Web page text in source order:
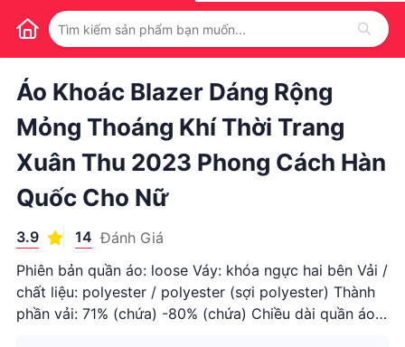
1
Áo Khoác Blazer Dáng Rộng
Mỏng Thoáng Khí Thời Trang
Xuân Thu 2023 Phong Cách Hàn
Quốc Cho Nữ
3.9 14 Đánh Giá
Phiên bản quần áo: loose Váy: khóa ngực hai bên Vải /
chất liệu: polyester / polyester (sợi polyester) Thành
phần vải: 71% (chứa) -80% (chứa) Chiều dài quần áo /